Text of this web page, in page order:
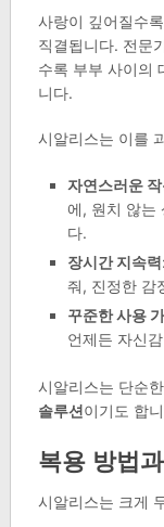
사랑이 깊어질수
직결됩니다. 전문
수록 부부 사이의
니다.
시알리스는 이를
자연스러운
에, 원치 않는
다.
장시간 지속력
줘, 진정한 감
꾸준한 사용
언제든 자신
시알리스는 단순
솔루션이기도 합
복용 방법
시알리스는 크게